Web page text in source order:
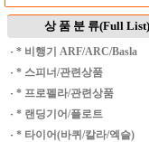
상 품 분 류(Full List)
· * 비행기 ARF/ARC/Basla
· * 스피너/관련상품
· * 프로펠라/관련상품
· * 랜딩기어/플로트
· * 타이어(바퀴/칼라/엑슬)